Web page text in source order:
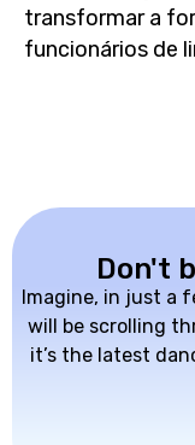
transformar a
funcionários de
Don't
Imagine, in just a
will be scrolling
it’s the latest